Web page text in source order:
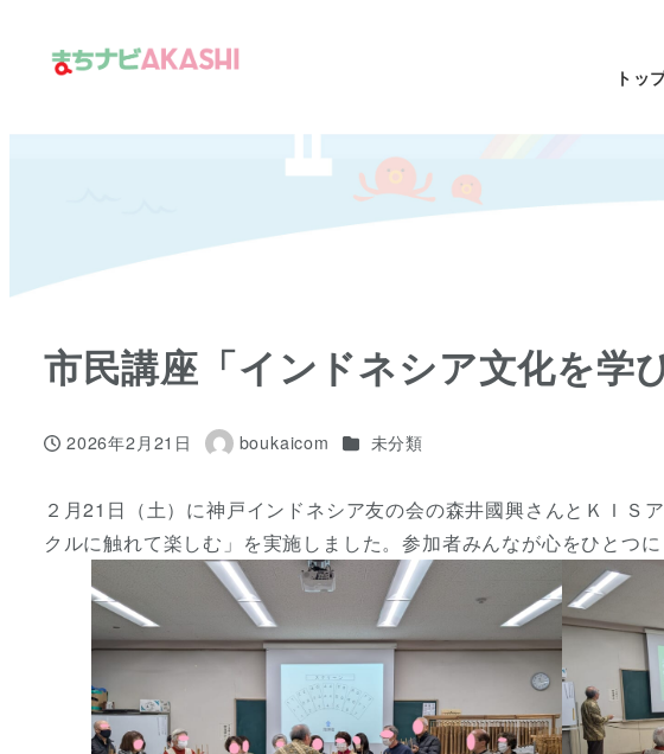
へ
トッ
市民講座「インドネシア文化を
投稿日
2026年2月21日
著
boukaicom カテゴリー
未分類
２月21日（土）に神戸インドネシア友の会の森井國興さんとＫＩ
クルに触れて楽しむ」を実施しました。参加者みんなが心をひとつ